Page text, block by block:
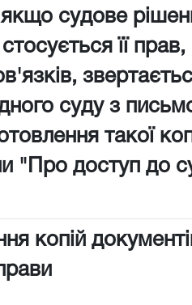
якщо судове
її
суду з
такої
"Про доступ до
копій